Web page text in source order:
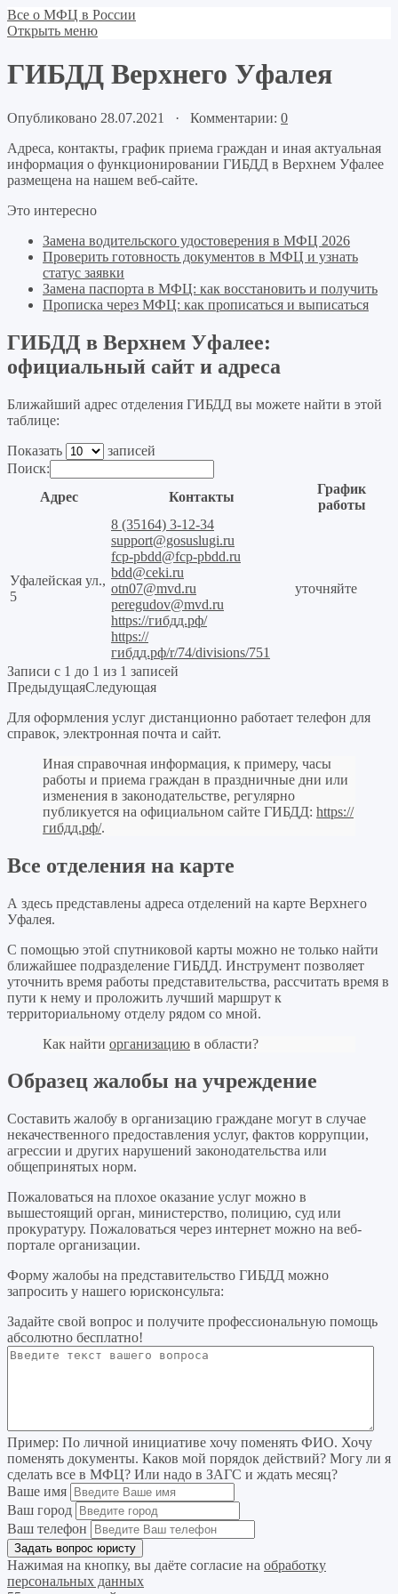
Все о МФЦ в России
Открыть меню
ГИБДД Верхнего Уфалея
Опубликовано 28.07.2021 · Комментарии: 0
Адреса, контакты, график приема граждан и иная актуальная
информация о функционировании ГИБДД в Верхнем Уфалее
размещена на нашем веб-сайте.
Это интересно
Замена водительского удостоверения в МФЦ 2026
Проверить готовность документов в МФЦ и узнать
статус заявки
Замена паспорта в МФЦ: как восстановить и получить
Прописка через МФЦ: как прописаться и выписаться
ГИБДД в Верхнем Уфалее:
официальный сайт и адреса
Ближайший адрес отделения ГИБДД вы можете найти в этой
таблице:
Показать
записей
Поиск:
Адрес
Контакты
График
работы
Уфалейская ул.,
5
8 (35164) 3-12-34
support@gosuslugi.ru
fcp-pbdd@fcp-pbdd.ru
bdd@ceki.ru
otn07@mvd.ru
peregudov@mvd.ru
https://гибдд.рф/
https://
гибдд.рф/r/74/divisions/751
уточняйте
Записи с 1 до 1 из 1 записей
ПредыдущаяСледующая
Для оформления услуг дистанционно работает телефон для
справок, электронная почта и сайт.
Иная справочная информация, к примеру, часы
работы и приема граждан в праздничные дни или
изменения в законодательстве, регулярно
публикуется на официальном сайте ГИБДД: https://
гибдд.рф/.
Все отделения на карте
А здесь представлены адреса отделений на карте Верхнего
Уфалея.
С помощью этой спутниковой карты можно не только найти
ближайшее подразделение ГИБДД. Инструмент позволяет
уточнить время работы представительства, рассчитать время в
пути к нему и проложить лучший маршрут к
территориальному отделу рядом со мной.
Как найти организацию в области?
Образец жалобы на учреждение
Составить жалобу в организацию граждане могут в случае
некачественного предоставления услуг, фактов коррупции,
агрессии и других нарушений законодательства или
общепринятых норм.
Пожаловаться на плохое оказание услуг можно в
вышестоящий орган, министерство, полицию, суд или
прокуратуру. Пожаловаться через интернет можно на веб-
портале организации.
Форму жалобы на представительство ГИБДД можно
запросить у нашего юрисконсульта:
Задайте свой вопрос и получите профессиональную помощь
абсолютно бесплатно!
Пример: По личной инициативе хочу поменять ФИО. Хочу
поменять документы. Каков мой порядок действий? Могу ли я
сделать все в МФЦ? Или надо в ЗАГС и ждать месяц?
Ваше имя
Ваш город
Ваш телефон
Нажимая на кнопку, вы даёте согласие на обработку
персональных данных